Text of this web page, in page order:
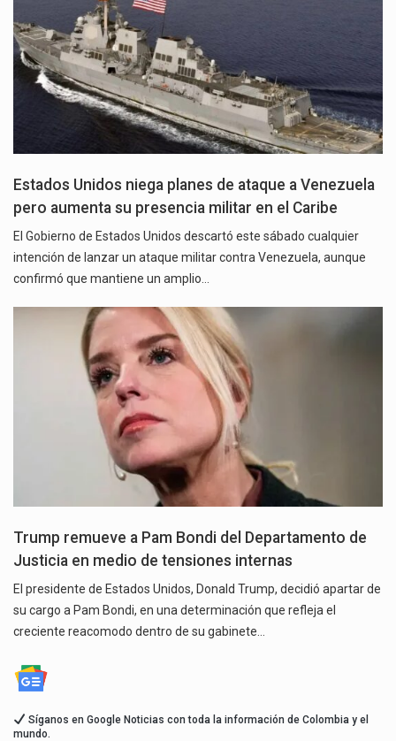
Estados Unidos niega planes de ataque a Venezuela
pero aumenta su presencia militar en el Caribe
El Gobierno de Estados Unidos descartó este sábado cualquier
intención de lanzar un ataque militar contra Venezuela, aunque
confirmó que mantiene un amplio…
Trump remueve a Pam Bondi del Departamento de
Justicia en medio de tensiones internas
El presidente de Estados Unidos, Donald Trump, decidió apartar de
su cargo a Pam Bondi, en una determinación que refleja el
creciente reacomodo dentro de su gabinete…
Síganos en Google Noticias con toda la información de Colombia y el
mundo.